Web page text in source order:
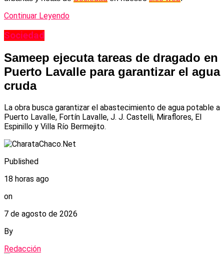
Continuar Leyendo
Sociedad
Sameep ejecuta tareas de dragado en
Puerto Lavalle para garantizar el agua
cruda
La obra busca garantizar el abastecimiento de agua potable a
Puerto Lavalle, Fortín Lavalle, J. J. Castelli, Miraflores, El
Espinillo y Villa Río Bermejito.
Published
18 horas ago
on
7 de agosto de 2026
By
Redacción